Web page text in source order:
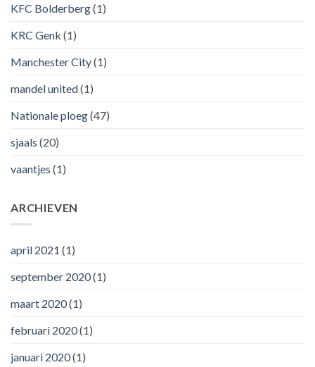
KFC Bolderberg(1)
KRC Genk (1)
Manchester City(1)
mandel united(1)
Nationale ploeg(47)
sjaals (20)
vaantjes (1)
ARCHIEVEN
april 2021 (1)
september 2020(1)
maart 2020(1)
februari 2020(1)
januari 2020(1)